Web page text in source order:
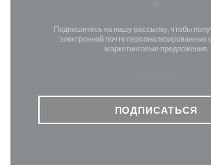
Подпишитесь на нашу рассылку, чтобы
электронной почте персонализированные
маркетинговые предложения.
ПОДПИСАТЬСЯ